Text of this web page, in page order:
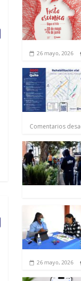
26 mayo, 2026
Comentarios
26 mayo, 2026